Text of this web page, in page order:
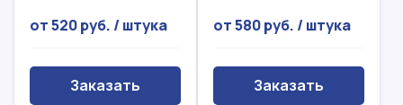
от 520 руб. / штука
Заказать
от 580 руб. / штука
Заказать
спасибо!
С вами свяжется наш менеджер.
Форма не отправлена!
Произошла ошибка.